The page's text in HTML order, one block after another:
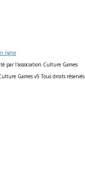
ligne
par l'association Culture Games
Games v5 Tous droits réservés.